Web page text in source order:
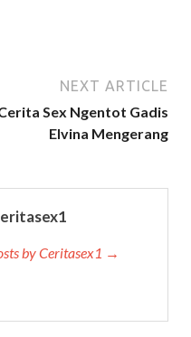
NEXT ARTICLE
Sex Ngentot Gadis
Elvina Mengerang
by Ceritasex1 →